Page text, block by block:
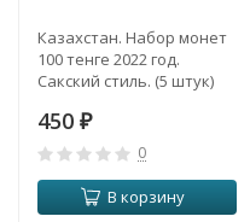
Казахстан. Набор монет
100 тенге 2022 год.
Сакский стиль. (5 штук)
450 ₽
0
В корзину